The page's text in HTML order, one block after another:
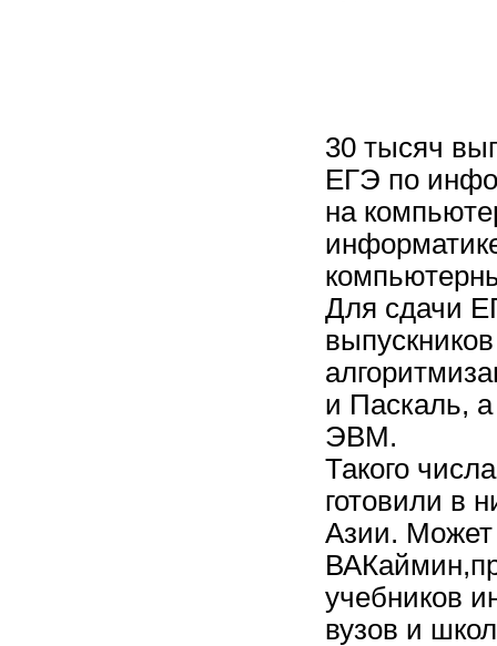
30 тысяч
ЕГЭ по
на
Для сдачи
и Паскаль,
ЭВМ.
Такого
готовили в
Азии.
учебников
вузов и